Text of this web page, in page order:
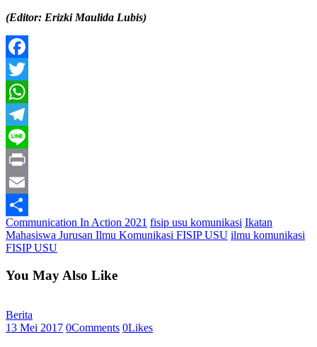
(Editor: Erizki Maulida Lubis)
Facebook
Twitter
WhatsApp
Telegram
Line
Print
Email
Share
Communication In Action 2021 fisip usu komunikasi Ikatan
Mahasiswa Jurusan Ilmu Komunikasi FISIP USU ilmu komunikasi
FISIP USU
You May Also Like
Berita
13 Mei 2017 0Comments 0Likes